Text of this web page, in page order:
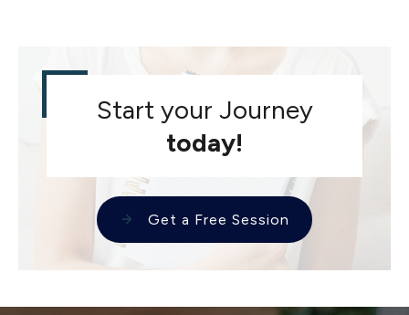
Start your Journey
today!
Get a Free Session